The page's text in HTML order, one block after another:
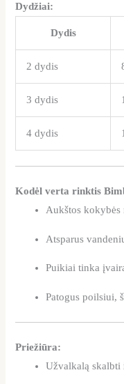
Dydžiai:
Dydis
2 dydis
3 dydis
4 dydis
Kodėl verta rinktis
Aukštos kokybės
Atsparus
Puikiai tinka
Patogus poilsiui,
Priežiūra:
Užvalkalą skalbti